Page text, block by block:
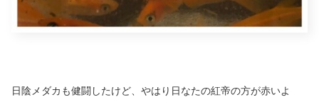
日陰メダカも健闘したけど、やはり日なたの紅帝の方が赤いよ